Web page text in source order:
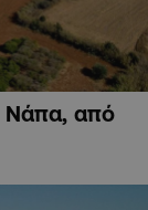
Νάπα, από